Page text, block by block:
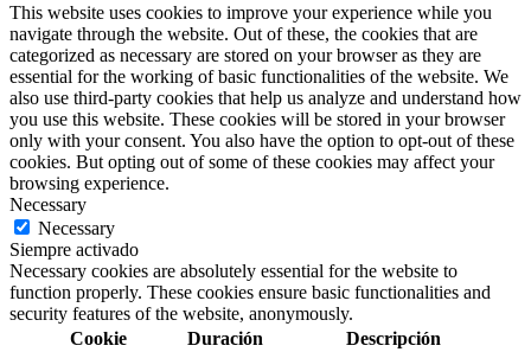
This website uses cookies to improve your experience while you
navigate through the website. Out of these, the cookies that are
categorized as necessary are stored on your browser as they are
essential for the working of basic functionalities of the website. We
also use third-party cookies that help us analyze and understand how
you use this website. These cookies will be stored in your browser
only with your consent. You also have the option to opt-out of these
cookies. But opting out of some of these cookies may affect your
browsing experience.
Necessary
Necessary
Siempre activado
Necessary cookies are absolutely essential for the website to
function properly. These cookies ensure basic functionalities and
security features of the website, anonymously.
Cookie
Duración Descripción